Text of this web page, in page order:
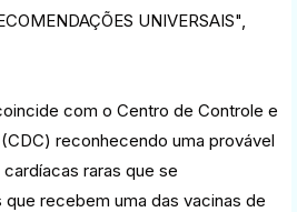
UNIVERSAIS",
com o Centro de Controle e
reconhecendo uma provável
raras que se
recebem uma das vacinas de